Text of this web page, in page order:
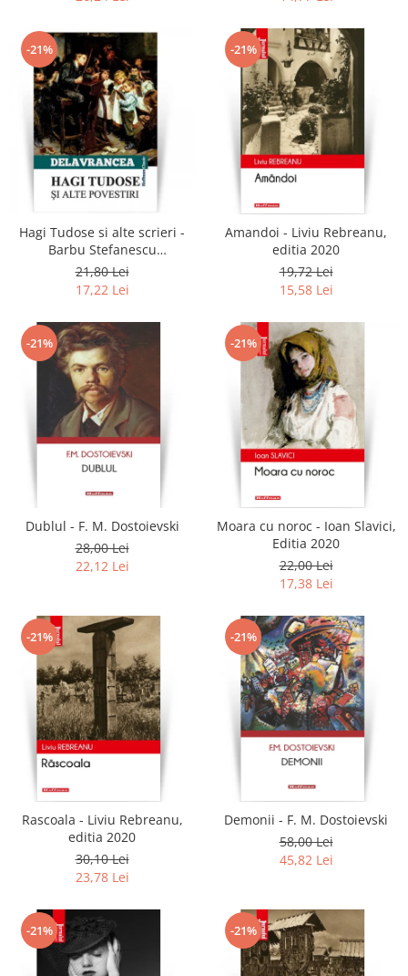
-21%
Hagi Tudose si alte scrieri -
Barbu Stefanescu
Delavrancea
21,80 Lei
17,22 Lei
-21%
Amandoi - Liviu Rebreanu,
editia 2020
19,72 Lei
15,58 Lei
-21%
Dublul - F. M. Dostoievski
28,00 Lei
22,12 Lei
-21%
Moara cu noroc - Ioan Slavici,
Editia 2020
22,00 Lei
17,38 Lei
-21%
Rascoala - Liviu Rebreanu,
editia 2020
30,10 Lei
23,78 Lei
-21%
Demonii - F. M. Dostoievski
58,00 Lei
45,82 Lei
-21% -21%